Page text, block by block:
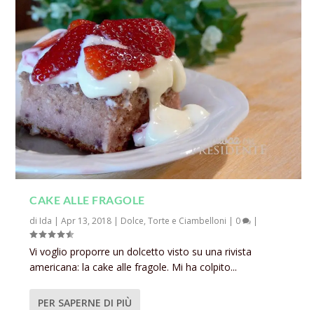
CAKE ALLE FRAGOLE
di Ida |Apr 13, 2018 | Dolce,Torte e Ciambelloni | 0 |
Vi voglio proporre un dolcetto visto su una rivista
americana: la cake alle fragole. Mi ha colpito...
PER SAPERNE DI PIÙ